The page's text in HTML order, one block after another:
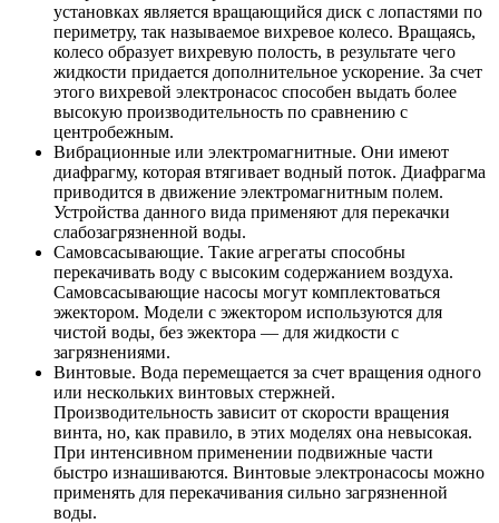
установках является вращающийся диск с лопастями по
периметру, так называемое вихревое колесо. Вращаясь,
колесо образует вихревую полость, в результате чего
жидкости придается дополнительное ускорение. За счет
этого вихревой электронасос способен выдать более
высокую производительность по сравнению с
центробежным.
Вибрационные или электромагнитные. Они имеют
диафрагму, которая втягивает водный поток. Диафрагма
приводится в движение электромагнитным полем.
Устройства данного вида применяют для перекачки
слабозагрязненной воды.
Самовсасывающие. Такие агрегаты способны
перекачивать воду с высоким содержанием воздуха.
Самовсасывающие насосы могут комплектоваться
эжектором. Модели с эжектором используются для
чистой воды, без эжектора — для жидкости с
загрязнениями.
Винтовые. Вода перемещается за счет вращения одного
или нескольких винтовых стержней.
Производительность зависит от скорости вращения
винта, но, как правило, в этих моделях она невысокая.
При интенсивном применении подвижные части
быстро изнашиваются. Винтовые электронасосы можно
применять для перекачивания сильно загрязненной
воды.